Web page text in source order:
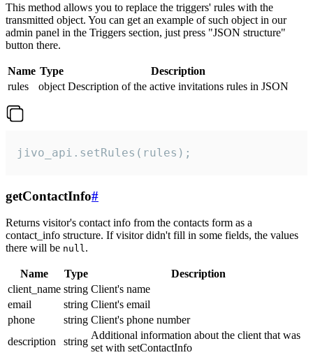
This method allows you to replace the triggers' rules with the
transmitted object. You can get an example of such object in our
admin panel in the Triggers section, just press "JSON structure"
button there.
Name Type
Description
rules
object Description of the active invitations rules in JSON
jivo_api.setRules(rules);
getContactInfo#
Returns visitor's contact info from the contacts form as a
contact_info structure. If visitor didn't fill in some fields, the values
there will be null.
Name Type
Description
client_name string Client's name
email
string Client's email
phone
string Client's phone number
description
string
Additional information about the client that was
set with setContactInfo